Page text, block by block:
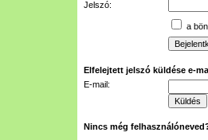
Jelszó:
a
Elfelejtett jelszó küldése e-
E-mail:
Nincs még